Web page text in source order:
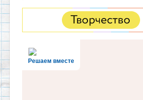
Решаем вместе